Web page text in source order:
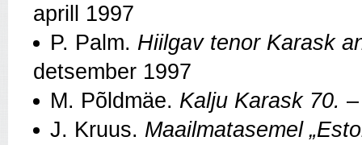
aprill 1997
P. Palm. Hiilgav tenor Karask
detsember 1997
M. Põldmäe. Kalju Karask 70.
J. Kruus. Maailmatasemel